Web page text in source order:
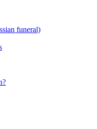
funeral)